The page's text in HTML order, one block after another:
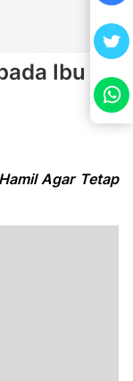
Ibu
Agar Tetap